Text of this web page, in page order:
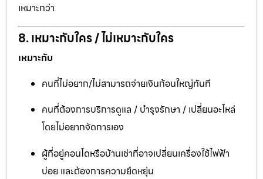
เหมาะกว่า
8. เหมาะกับใคร / ไม่เหมาะกับใคร
เหมาะกับ
คนที่ไม่อยาก/ไม่สามารถจ่ายเงินก้อนใหญ่ทันที
คนที่ต้องการบริการดูแล / บำรุงรักษา / เปลี่ยนอะไหล่
โดยไม่อยากจัดการเอง
ผู้ที่อยู่คอนโดหรือบ้านเช่าที่อาจเปลี่ยนเครื่องใช้ไฟฟ้า
บ่อย และต้องการความยืดหยุ่น